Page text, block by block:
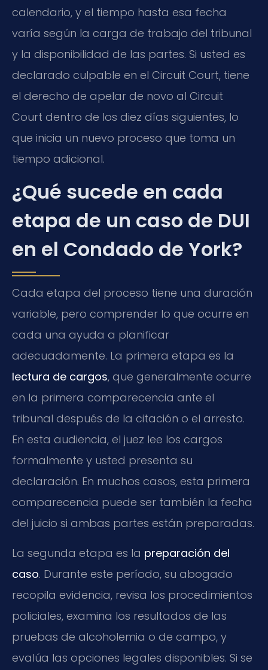
calendario, y el tiempo hasta esa fecha
varía según la carga de trabajo del tribunal
y la disponibilidad de las partes. Si usted es
declarado culpable en el Circuit Court, tiene
el derecho de apelar de novo al Circuit
Court dentro de los diez días siguientes, lo
que inicia un nuevo proceso que toma un
tiempo adicional.
¿Qué sucede en cada
etapa de un caso de DUI
en el Condado de York?
Cada etapa del proceso tiene una duración
variable, pero comprender lo que ocurre en
cada una ayuda a planificar
adecuadamente. La primera etapa es la
lectura de cargos, que generalmente ocurre
en la primera comparecencia ante el
tribunal después de la citación o el arresto.
En esta audiencia, el juez lee los cargos
formalmente y usted presenta su
declaración. En muchos casos, esta primera
comparecencia puede ser también la fecha
del juicio si ambas partes están preparadas.
La segunda etapa es la preparación del
caso. Durante este período, su abogado
recopila evidencia, revisa los procedimientos
policiales, examina los resultados de las
pruebas de alcoholemia o de campo, y
evalúa las opciones legales disponibles. Si se